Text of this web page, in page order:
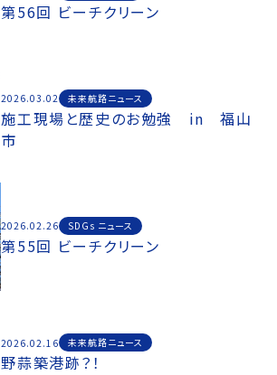
第56回 ビーチクリーン
2026.03.02 未来航路ニュース
施工現場と歴史のお勉強 in 福山
市
2026.02.26 SDGs ニュース
第55回 ビーチクリーン
2026.02.16 未来航路ニュース
野蒜築港跡？！